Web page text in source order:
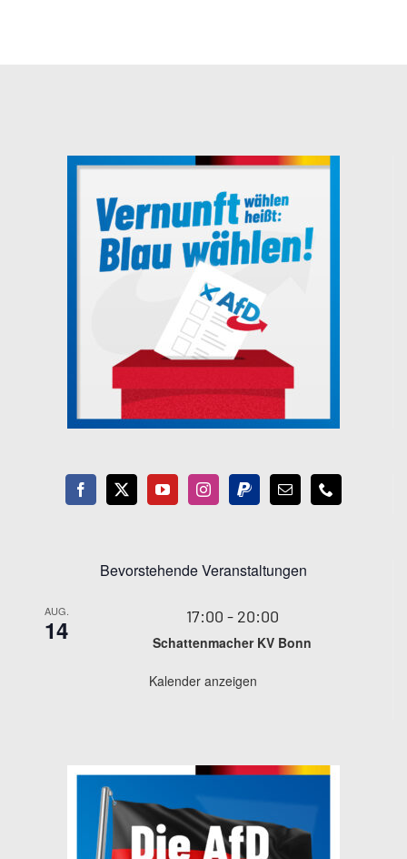
Bevorstehende Veranstaltungen
AUG.
14 17:00 - 20:00
Schattenmacher KV Bonn
Kalender anzeigen